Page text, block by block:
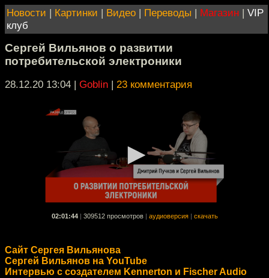
Новости | Картинки | Видео | Переводы | Магазин | VIP
клуб
Сергей Вильянов о развитии
потребительской электроники
28.12.20 13:04 | Goblin | 23 комментария
02:01:44 309512 просмотров аудиоверсия скачать
Сайт Сергея Вильянова
Сергей Вильянов на YouTube
Интервью с создателем Kennerton и Fischer Audio